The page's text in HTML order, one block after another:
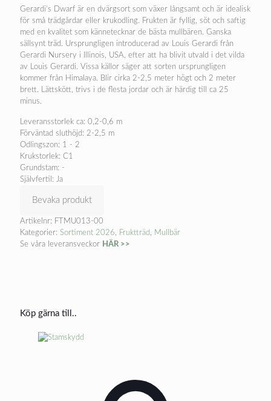
Gerardi’s Dwarf är en dvärgsort som växer långsamt och är idealisk
för små trädgårdar eller krukodling. Frukten är fyllig, söt och saftig
med en kvalitet som kännetecknar de bästa mullbären. Ganska
sällsynt träd. Ursprungligen introducerad av Louis Gerardi från
Gerardi Nursery i Illinois, USA, efter att ha blivit utvald i det vilda
av Louis Gerardi. Vissa källor säger att sorten ursprungligen
kommer från Himalaya. Blir cirka 2-2,5 meter högt och 2 meter
brett. Lättskött, trivs i de flesta jordar och är härdig till ca 25
minus.
Leveransstorlek ca: 0,2-0,6 m
Förväntad sluthöjd: 2-2,5 m
Odlingszon: 1 - 2
Krukstorlek: C1
Grundstam: -
Självfertil: Ja
Bevaka produkt
Artikelnr: FTMU013-00
Kategorier: Sortiment 2026, Fruktträd, Mullbär
Se våra leveransveckor HÄR >>
Köp gärna till..